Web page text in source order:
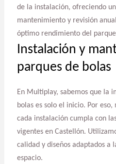
de la instalación, ofreciendo
mantenimiento y revisión
óptimo rendimiento del
Instalación y
parques de bolas
En Multiplay, sabemos que la
bolas es solo el inicio. Por eso,
cada instalación cumpla con
vigentes en Castellón.
calidad y diseños adaptados a
espacio.